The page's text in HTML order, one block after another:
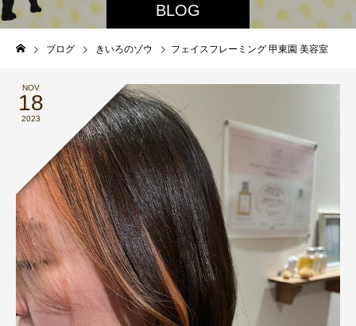
BLOG
ブログ きいろのゾウ フェイスフレーミング 甲東園 美容室
NOV
18
2023